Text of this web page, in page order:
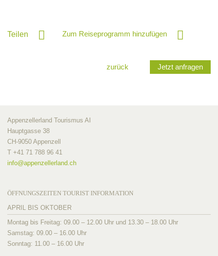
Teilen Zum Reiseprogramm hinzufügen
zurück Jetzt anfragen
Appenzellerland Tourismus AI
Hauptgasse 38
CH-9050 Appenzell
T +41 71 788 96 41
info@appenzellerland.ch
ÖFFNUNGSZEITEN TOURIST INFORMATION
APRIL BIS OKTOBER
Montag bis Freitag: 09.00 – 12.00 Uhr und 13.30 – 18.00 Uhr
Samstag: 09.00 – 16.00 Uhr
Sonntag: 11.00 – 16.00 Uhr